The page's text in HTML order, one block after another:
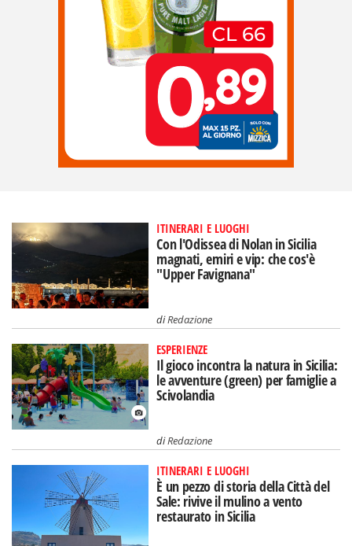
ITINERARI E LUOGHI
Con l'Odissea di Nolan in Sicilia
magnati, emiri e vip: che cos'è
"Upper Favignana"
diRedazione
ESPERIENZE
Il gioco incontra la natura in Sicilia:
le avventure (green) per famiglie a
Scivolandia
diRedazione
ITINERARI E LUOGHI
È un pezzo di storia della Città del
Sale: rivive il mulino a vento
restaurato in Sicilia